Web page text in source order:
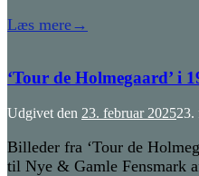
Læs mere→
‘Tour de Holmegaard’ i
Udgivet den 23. februar 202523.
Billeder fra ‘Tour de
til Nye & Gamle Fensmark